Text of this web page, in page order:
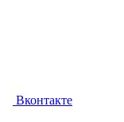
Вконтакте